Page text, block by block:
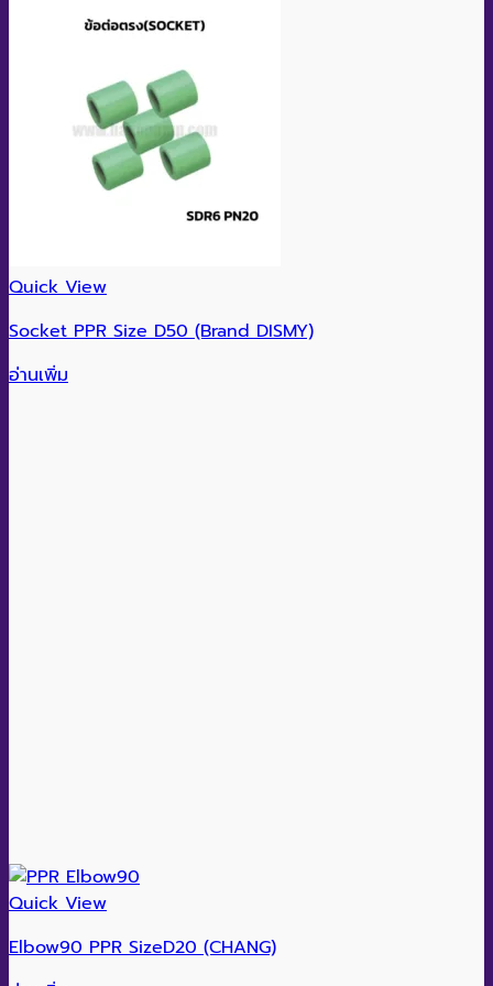
Quick View
Socket PPR Size D50 (Brand DISMY)
อ่านเพิ่ม
Quick View
Elbow90 PPR SizeD20 (CHANG)